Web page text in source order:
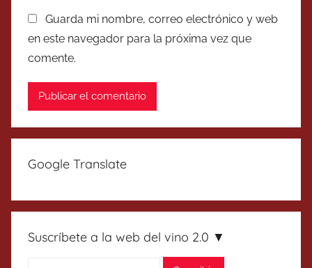
Guarda mi nombre, correo electrónico y web
en este navegador para la próxima vez que
comente.
Google Translate
Suscríbete a la web del vino 2.0 ▼